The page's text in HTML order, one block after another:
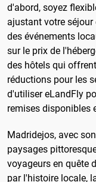
d'abord, soyez
ajustant votre
des événements
sur le prix de
des hôtels qui
réductions pour les
d'utiliser eLandFly
remises disponibles
Madridejos, avec
paysages
voyageurs en quête
par l'histoire locale,